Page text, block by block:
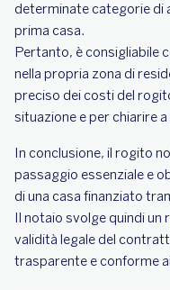
determinate categorie di
prima casa.
Pertanto, è consigliabile
nella propria zona di
preciso dei costi del
situazione e per chiarire
In conclusione, il rogito
passaggio essenziale e
di una casa finanziato
Il notaio svolge quindi un
validità legale del
trasparente e conforme